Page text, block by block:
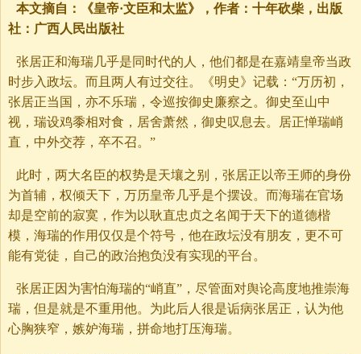
本文摘自：《皇帝·文臣和太监》，作者：十年砍柴，出版
社：广西人民出版社
张居正和海瑞几乎是同时代的人，他们都是在嘉靖皇帝当政
时步入政坛。而且两人有过交往。《明史》记载：“万历初，
张居正当国，亦不乐瑞，令巡按御史廉察之。御史至山中
视，瑞设鸡黍相对食，居舍萧然，御史叹息去。居正惮瑞峭
直，中外交荐，卒不召。”
此时，两大名臣的权势是天壤之别，张居正以帝王师的身份
为首辅，权倾天下，万历皇帝几乎是个摆设。而海瑞在官场
却是空前的寂寞，作为以耿直忠贞之名闻于天下的道德楷
模，海瑞的作用仅仅是个符号，他在政坛没有朋友，更不可
能有党徒，自己的政治抱负没有实现的平台。
张居正因为害怕海瑞的“峭直”，尽管面对舆论高度地推崇海
瑞，但是就是不重用他。为此后人很是诟病张居正，认为他
心胸狭窄，嫉妒海瑞，拼命地打压海瑞。